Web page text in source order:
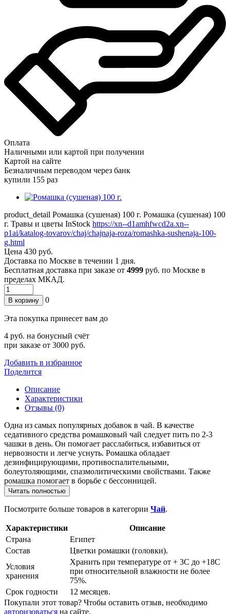
Оплата
Наличными или картой при получении
Картой на сайте
Безналичным переводом через банк
купили 155 раз
product_detail Ромашка (сушеная) 100 г. Ромашка (сушеная) 100
г. Травы и цветы InStock https://xn--d1amhfwcd2a.xn--
p1ai/katalog-tovarov/chaj/chajnaja-roza/romashka-sushenaja-100-
g.html
Цена 430 руб.
Доставка по Москве в течении 1 дня.
Бесплатная доставка при заказе от 4999 руб. по Москве в
пределах МКАД.
В корзину 0
Эта покупка принесет вам до
4 руб. на бонусный счёт
при заказе от 3000 руб.
Добавить в избранное
Поделится
Описание
Характеристики
Отзывы (0)
Одна из самых популярных добавок в чай. В качестве
седативного средства ромашковый чай следует пить по 2-3
чашки в день. Он помогает расслабиться, избавиться от
нервозности и легче уснуть. Ромашка обладает
дезинфицирующими, противоспалительными,
болеутоляющими, спазмолитическими свойствами. Также
ромашка помогает в борьбе с бессонницей.
Читать полностью
Посмотрите больше товаров в категории Чай.
Характеристики
Описание
Страна
Египет
Состав
Цветки ромашки (головки).
Условия
хранения
Хранить при температуре от + 3С до +18С
при относительной влажности не более
75%.
Срок годности
12 месяцев.
Покупали этот товар? Чтобы оставить отзыв, необходимо
авторизоваться на сайте.